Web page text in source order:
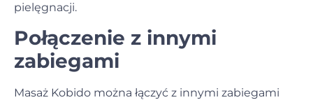
pielęgnacji.
Połączenie z innymi
zabiegami
Masaż Kobido można łączyć z innymi zabiegami